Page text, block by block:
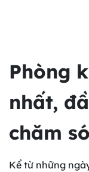
Phòng
nhất,
chăm
Kể từ những